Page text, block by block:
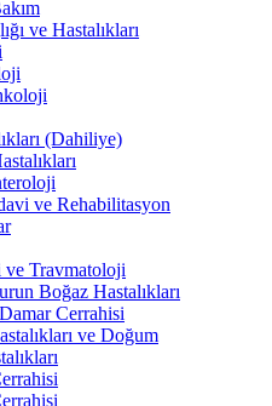
ve Hastalıkları
(Dahiliye)
ve Rehabilitasyon
ve Travmatoloji
Boğaz Hastalıkları
Cerrahisi
ve Doğum